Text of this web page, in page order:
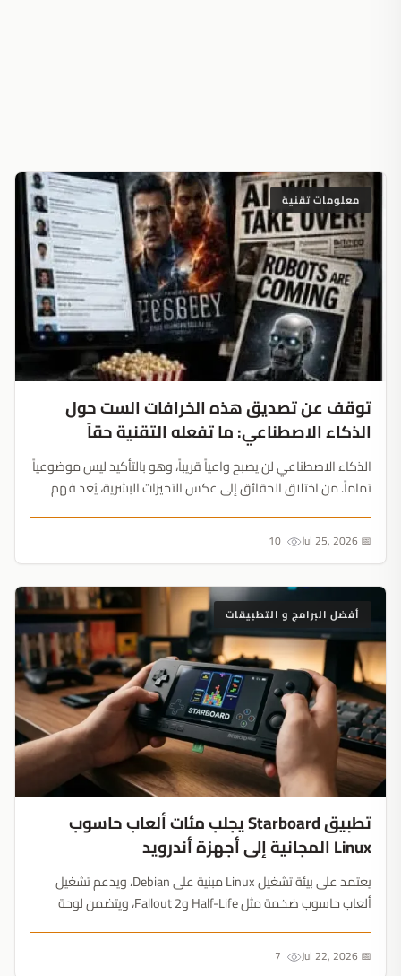
معلومات تقنية
توقف عن تصديق هذه الخرافات الست حول
الذكاء الاصطناعي: ما تفعله التقنية حقاً
الذكاء الاصطناعي لن يصبح واعياً قريباً، وهو بالتأكيد ليس موضوعياً
تماماً. من اختلاق الحقائق إلى عكس التحيزات البشرية، يُعد فهم
📅 Jul 25, 2026
أفضل البرامج و التطبيقات
تطبيق Starboard يجلب مئات ألعاب حاسوب
Linux المجانية إلى أجهزة أندرويد
يعتمد على بيئة تشغيل Linux مبنية على Debian، ويدعم تشغيل
ألعاب حاسوب ضخمة مثل Half-Life وFallout 2، ويتضمن لوحة
📅 Jul 22, 2026